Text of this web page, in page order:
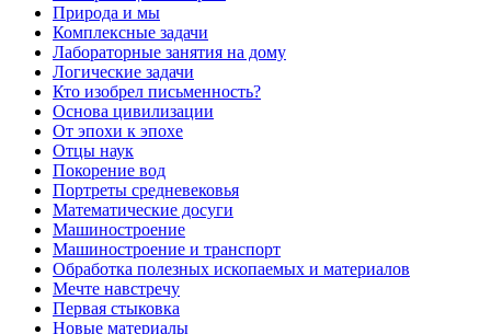
Природа и мы
Комплексные задачи
Лабораторные занятия на дому
Логические задачи
Кто изобрел письменность?
Основа цивилизации
От эпохи к эпохе
Отцы наук
Покорение вод
Портреты средневековья
Математические досуги
Машиностроение
Машиностроение и транспорт
Обработка полезных ископаемых и материалов
Мечте навстречу
Первая стыковка
Новые материалы